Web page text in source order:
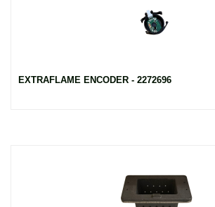
EXTRAFLAME ENCODER - 2272696